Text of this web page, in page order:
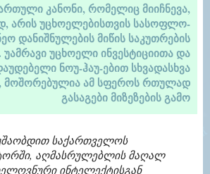
კანონი, რომელიც მიიჩნევა,
არის უცხოელებისთვის სასოფლო-
დანიშნულების მიწის საკუთრების
უცხოელი ინვესტიციითა და
ნოუ-ჰაუ-ებით სხვადასხვა
მოშორებულია ამ სფეროს რთულად
გასაგები მიზეზების გამო
საქართველოს
აღმასრულებლის მაღალ
ინტელექტისგან